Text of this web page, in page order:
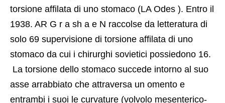
torsione affilata di uno stomaco (LA Odes ). Entro il
1938. AR G r a sh a e N raccolse da letteratura di
solo 69 supervisione di torsione affilata di uno
stomaco da cui i chirurghi sovietici possiedono 16.
asse arrabbiato che attraversa un omento e
entrambi i suoi le curvature (volvolo mesenterico-